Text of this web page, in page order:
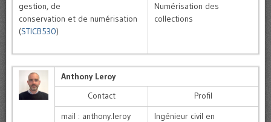
gestion, de
conservation et de numérisation
(STICB530)
Numérisation des
collections
Anthony Leroy
Contact
Profil
mail : anthony.leroy
Ingénieur civil en